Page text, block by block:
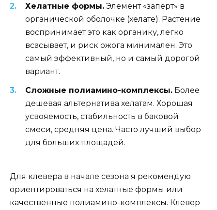
Хелатные формы. Элемент «заперт» в
органической оболочке (хелате). Растение
воспринимает это как органику, легко
всасывает, и риск ожога минимален. Это
самый эффективный, но и самый дорогой
вариант.
Сложные полиамино-комплексы. Более
дешевая альтернатива хелатам. Хорошая
усвояемость, стабильность в баковой
смеси, средняя цена. Часто лучший выбор
для больших площадей.
Для клевера в начале сезона я рекомендую
ориентироваться на хелатные формы или
качественные полиамино-комплексы. Клевер